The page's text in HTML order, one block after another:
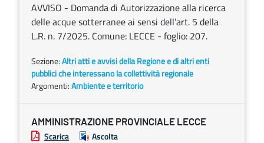
AVVISO - Domanda di Autorizzazione alla ricerca
delle acque sotterranee ai sensi dell’art. 5 della
L.R. n. 7/2025. Comune: LECCE - foglio: 207.
Sezione:Altri atti e avvisi della Regione e di altri enti
pubblici che interessano la collettività regionale
Argomenti:Ambiente e territorio
AMMINISTRAZIONE PROVINCIALE LECCE
Scarica Ascolta